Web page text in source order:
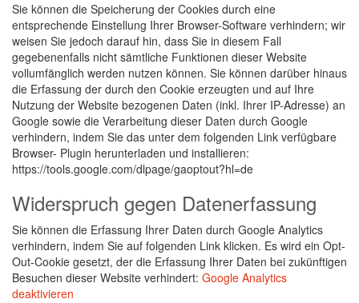
Sie können die Speicherung der Cookies durch eine
entsprechende Einstellung Ihrer Browser-Software verhindern; wir
weisen Sie jedoch darauf hin, dass Sie in diesem Fall
gegebenenfalls nicht sämtliche Funktionen dieser Website
vollumfänglich werden nutzen können. Sie können darüber hinaus
die Erfassung der durch den Cookie erzeugten und auf Ihre
Nutzung der Website bezogenen Daten (inkl. Ihrer IP-Adresse) an
Google sowie die Verarbeitung dieser Daten durch Google
verhindern, indem Sie das unter dem folgenden Link verfügbare
Browser- Plugin herunterladen und installieren:
https://tools.google.com/dlpage/gaoptout?hl=de
Widerspruch gegen Datenerfassung
Sie können die Erfassung Ihrer Daten durch Google Analytics
verhindern, indem Sie auf folgenden Link klicken. Es wird ein Opt-
Out-Cookie gesetzt, der die Erfassung Ihrer Daten bei zukünftigen
Besuchen dieser Website verhindert: Google Analytics
deaktivieren